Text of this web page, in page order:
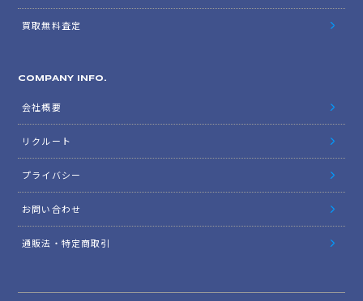
買取無料査定
COMPANY INFO.
会社概要
リクルート
プライバシー
お問い合わせ
通販法・特定商取引